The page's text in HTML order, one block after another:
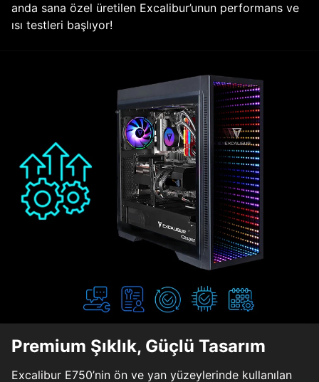
anda sana özel üretilen Excalibur’unun performans ve
ısı testleri başlıyor!
Premium Şıklık, Güçlü Tasarım
Excalibur E750’nin ön ve yan yüzeylerinde kullanılan